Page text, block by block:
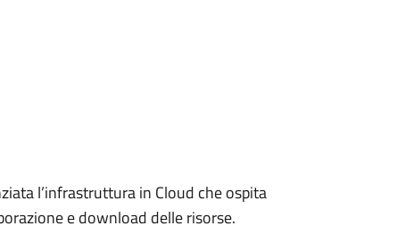
l’infrastruttura in Cloud che ospita
e download delle risorse.